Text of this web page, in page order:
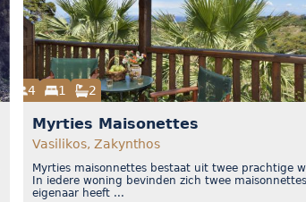
4 1 2
Myrties Maisonettes
Vasilikos, Zakynthos
Myrties maisonnettes bestaat uit twee prachtige
In iedere woning bevinden zich twee
eigenaar heeft ...